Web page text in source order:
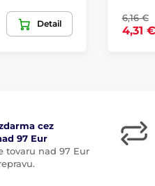
Detail
6,16 €
4,31 €
cez
97 Eur
tovaru nad 97 Eur